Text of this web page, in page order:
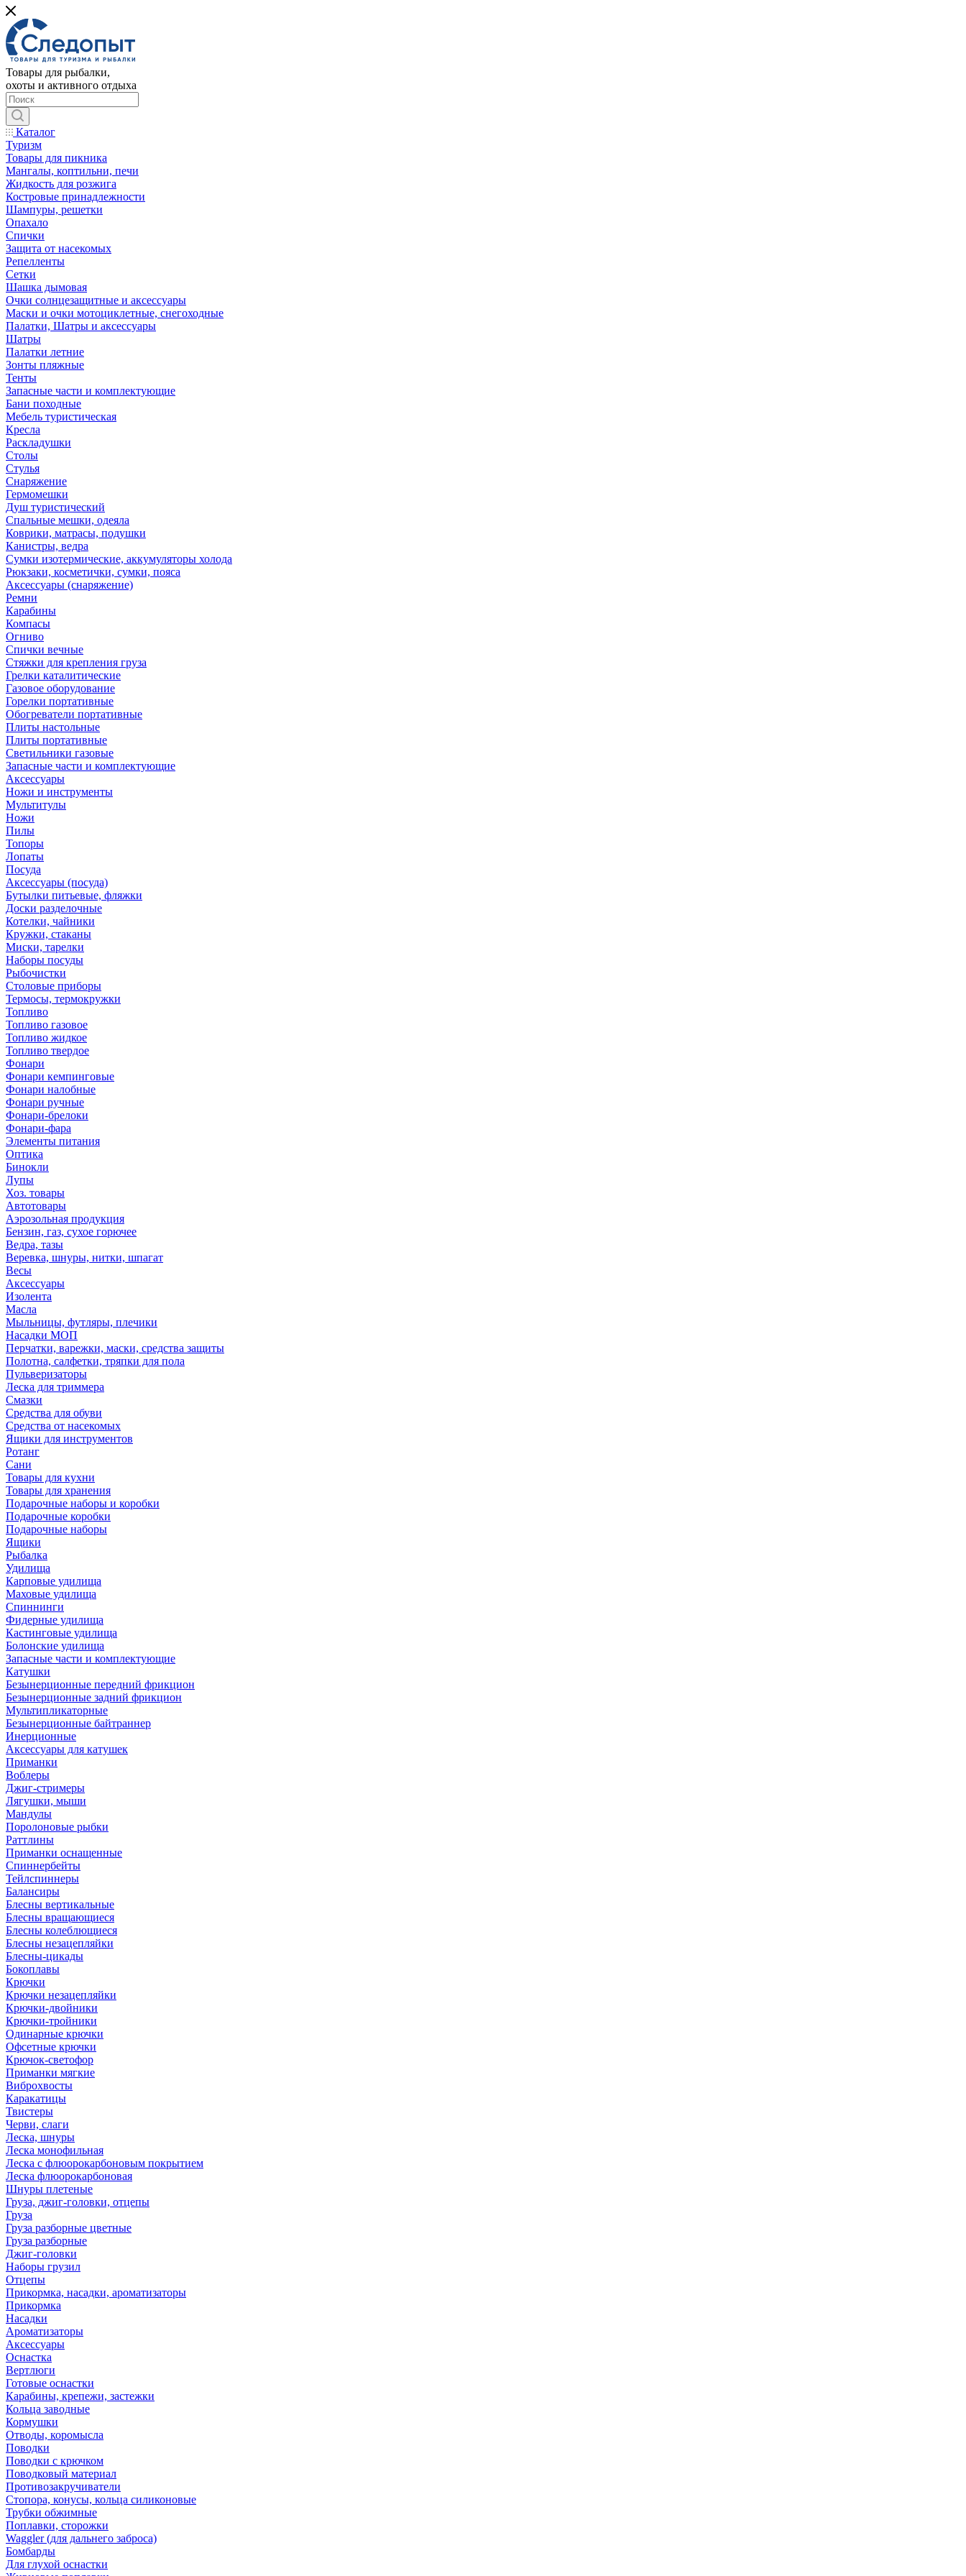
Товары для рыбалки,
охоты и активного отдыха
Каталог
Туризм
Товары для пикника
Мангалы, коптильни, печи
Жидкость для розжига
Костровые принадлежности
Шампуры, решетки
Опахало
Спички
Защита от насекомых
Репелленты
Сетки
Шашка дымовая
Очки солнцезащитные и аксессуары
Маски и очки мотоциклетные, снегоходные
Палатки, Шатры и аксессуары
Шатры
Палатки летние
Зонты пляжные
Тенты
Запасные части и комплектующие
Бани походные
Мебель туристическая
Кресла
Раскладушки
Столы
Стулья
Снаряжение
Гермомешки
Душ туристический
Спальные мешки, одеяла
Коврики, матрасы, подушки
Канистры, ведра
Сумки изотермические, аккумуляторы холода
Рюкзаки, косметички, сумки, пояса
Аксессуары (снаряжение)
Ремни
Карабины
Компасы
Огниво
Спички вечные
Стяжки для крепления груза
Грелки каталитические
Газовое оборудование
Горелки портативные
Обогреватели портативные
Плиты настольные
Плиты портативные
Светильники газовые
Запасные части и комплектующие
Аксессуары
Ножи и инструменты
Мультитулы
Ножи
Пилы
Топоры
Лопаты
Посуда
Аксессуары (посуда)
Бутылки питьевые, фляжки
Доски разделочные
Котелки, чайники
Кружки, стаканы
Миски, тарелки
Наборы посуды
Рыбочистки
Столовые приборы
Термосы, термокружки
Топливо
Топливо газовое
Топливо жидкое
Топливо твердое
Фонари
Фонари кемпинговые
Фонари налобные
Фонари ручные
Фонари-брелоки
Фонари-фара
Элементы питания
Оптика
Бинокли
Лупы
Хоз. товары
Автотовары
Аэрозольная продукция
Бензин, газ, сухое горючее
Ведра, тазы
Веревка, шнуры, нитки, шпагат
Весы
Аксессуары
Изолента
Масла
Мыльницы, футляры, плечики
Насадки МОП
Перчатки, варежки, маски, средства защиты
Полотна, салфетки, тряпки для пола
Пульверизаторы
Леска для триммера
Смазки
Средства для обуви
Средства от насекомых
Ящики для инструментов
Ротанг
Сани
Товары для кухни
Товары для хранения
Подарочные наборы и коробки
Подарочные коробки
Подарочные наборы
Ящики
Рыбалка
Удилища
Карповые удилища
Маховые удилища
Спиннинги
Фидерные удилища
Кастинговые удилища
Болонские удилища
Запасные части и комплектующие
Катушки
Безынерционные передний фрикцион
Безынерционные задний фрикцион
Мультипликаторные
Безынерционные байтраннер
Инерционные
Аксессуары для катушек
Приманки
Воблеры
Джиг-стримеры
Лягушки, мыши
Мандулы
Поролоновые рыбки
Раттлины
Приманки оснащенные
Спиннербейты
Тейлспиннеры
Балансиры
Блесны вертикальные
Блесны вращающиеся
Блесны колеблющиеся
Блесны незацепляйки
Блесны-цикады
Бокоплавы
Крючки
Крючки незацепляйки
Крючки-двойники
Крючки-тройники
Одинарные крючки
Офсетные крючки
Крючок-светофор
Приманки мягкие
Виброхвосты
Каракатицы
Твистеры
Черви, слаги
Леска, шнуры
Леска монофильная
Леска с флюорокарбоновым покрытием
Леска флюорокарбоновая
Шнуры плетеные
Груза, джиг-головки, отцепы
Груза
Груза разборные цветные
Груза разборные
Джиг-головки
Наборы грузил
Отцепы
Прикормка, насадки, ароматизаторы
Прикормка
Насадки
Ароматизаторы
Аксессуары
Оснастка
Вертлюги
Готовые оснастки
Карабины, крепежи, застежки
Кольца заводные
Кормушки
Отводы, коромысла
Поводки
Поводки с крючком
Поводковый материал
Противозакручиватели
Стопора, конусы, кольца силиконовые
Трубки обжимные
Поплавки, сторожки
Waggler (для дальнего заброса)
Бомбарды
Для глухой оснастки